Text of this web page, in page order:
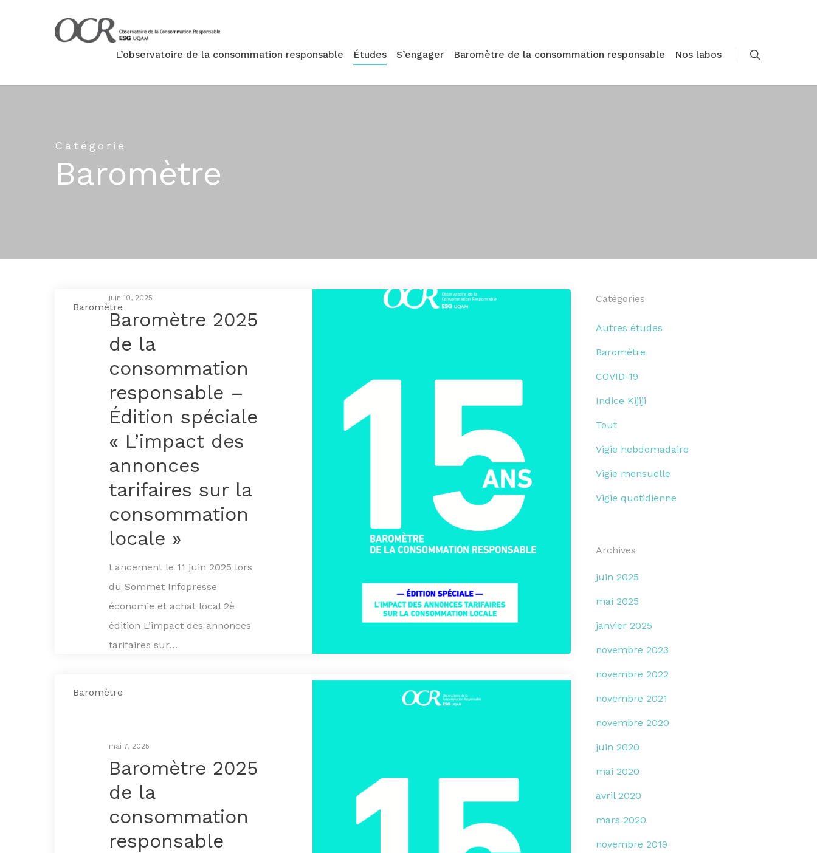
L’observatoire de la consommation responsable Études S’engager Baromètre de la consommation responsable Nos labos
Catégorie
Baromètre
Baromètre
juin 10, 2025
Baromètre 2025
de la
consommation
responsable –
Édition spéciale
« L’impact des
annonces
tarifaires sur la
consommation
locale »
Lancement le 11 juin 2025 lors
du Sommet Infopresse
économie et achat local 2è
édition L’impact des annonces
tarifaires sur…
Baromètre
mai 7, 2025
Baromètre 2025
de la
consommation
responsable
Catégories
Autres études
Baromètre
COVID-19
Indice Kijiji
Tout
Vigie hebdomadaire
Vigie mensuelle
Vigie quotidienne
Archives
juin 2025
mai 2025
janvier 2025
novembre 2023
novembre 2022
novembre 2021
novembre 2020
juin 2020
mai 2020
avril 2020
mars 2020
novembre 2019